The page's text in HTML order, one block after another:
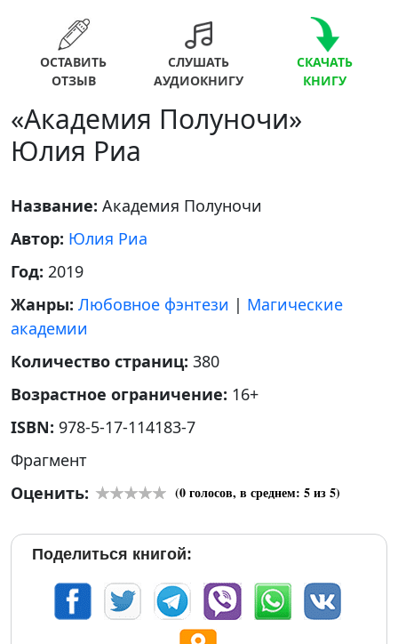
ОСТАВИТЬ
ОТЗЫВ
СЛУШАТЬ
АУДИОКНИГУ
СКАЧАТЬ
КНИГУ
«Академия Полуночи»
Юлия Риа
Название: Академия Полуночи
Автор: Юлия Риа
Год: 2019
Жанры: Любовное фэнтези | Магические
академии
Количество страниц: 380
Возрастное ограничение: 16+
ISBN: 978-5-17-114183-7
Фрагмент
Оценить:
(0голосов, в среднем: 5из 5)
Поделиться книгой: